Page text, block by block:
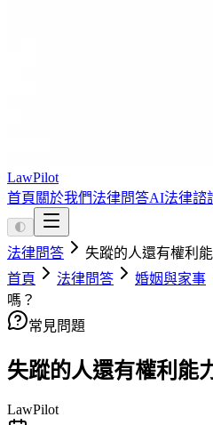
LawPilot
首頁 關於我們法律問答AI法律諮
🌓
法律問答
失蹤的人還有權利
首頁
法律問答 婚姻與家事
嗎？
常見問題
失蹤的人還有權利能
LawPilot